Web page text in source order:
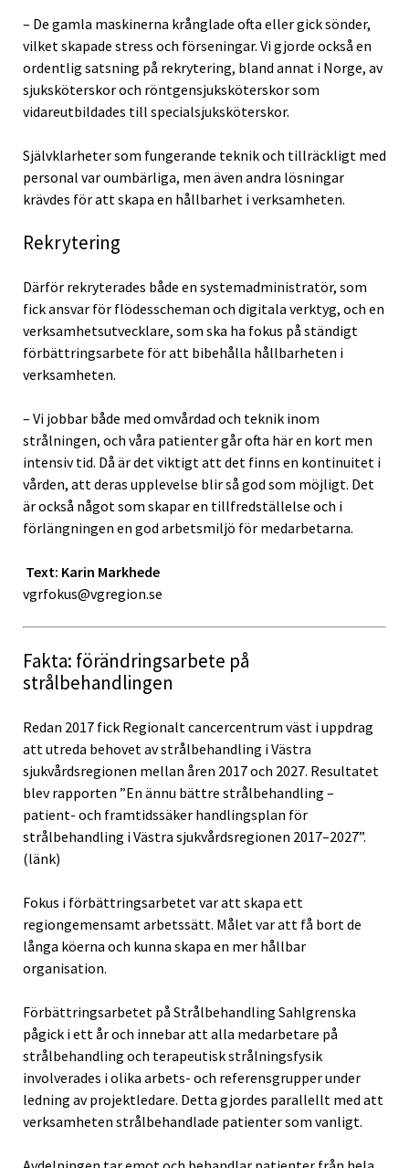
– De gamla maskinerna krånglade ofta eller gick sönder,
vilket skapade stress och förseningar. Vi gjorde också en
ordentlig satsning på rekrytering, bland annat i Norge, av
sjuksköterskor och röntgensjuksköterskor som
vidareutbildades till specialsjuksköterskor.
Självklarheter som fungerande teknik och tillräckligt med
personal var oumbärliga, men även andra lösningar
krävdes för att skapa en hållbarhet i verksamheten.
Rekrytering
Därför rekryterades både en systemadministratör, som
fick ansvar för flödesscheman och digitala verktyg, och en
verksamhetsutvecklare, som ska ha fokus på ständigt
förbättringsarbete för att bibehålla hållbarheten i
verksamheten.
– Vi jobbar både med omvårdad och teknik inom
strålningen, och våra patienter går ofta här en kort men
intensiv tid. Då är det viktigt att det finns en kontinuitet i
vården, att deras upplevelse blir så god som möjligt. Det
är också något som skapar en tillfredställelse och i
förlängningen en god arbetsmiljö för medarbetarna.
Text: Karin Markhede
vgrfokus@vgregion.se
Fakta: förändringsarbete på
strålbehandlingen
Redan 2017 fick Regionalt cancercentrum väst i uppdrag
att utreda behovet av strålbehandling i Västra
sjukvårdsregionen mellan åren 2017 och 2027. Resultatet
blev rapporten ”En ännu bättre strålbehandling –
patient- och framtidssäker handlingsplan för
strålbehandling i Västra sjukvårdsregionen 2017–2027”.
(länk)
Fokus i förbättringsarbetet var att skapa ett
regiongemensamt arbetssätt. Målet var att få bort de
långa köerna och kunna skapa en mer hållbar
organisation.
Förbättringsarbetet på Strålbehandling Sahlgrenska
pågick i ett år och innebar att alla medarbetare på
strålbehandling och terapeutisk strålningsfysik
involverades i olika arbets- och referensgrupper under
ledning av projektledare. Detta gjordes parallellt med att
verksamheten strålbehandlade patienter som vanligt.